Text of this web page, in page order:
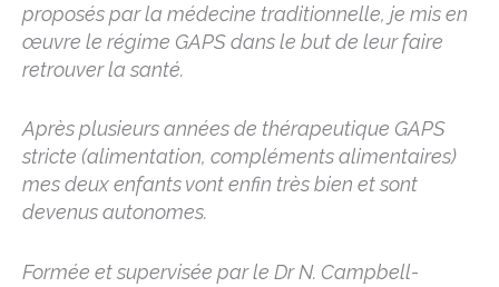
proposés par la médecine traditionnelle, je mis en
œuvre le régime GAPS dans le but de leur faire
retrouver la santé.
Après plusieurs années de thérapeutique GAPS
stricte (alimentation, compléments alimentaires)
mes deux enfants vont enfin très bien et sont
devenus autonomes.
Formée et supervisée par le Dr N. Campbell-